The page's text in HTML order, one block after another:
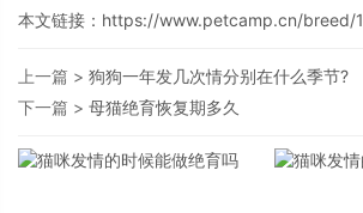
本文链接： https://www.petcamp.cn/breed/
上一篇 > 狗狗一年发几次情分别在什么季节?
下一篇 > 母猫绝育恢复期多久